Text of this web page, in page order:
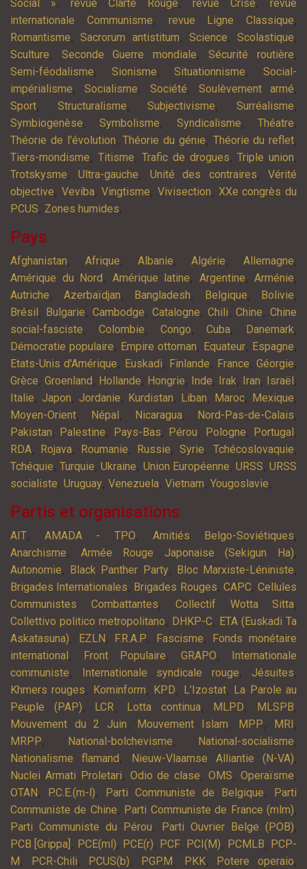
Social », revue Clarté Rouge, revue Crise, revue
internationale Communisme, revue Ligne Classique,
Romantisme,Sacrorum antistitum, Science, Scolastique,
Sculture, Seconde Guerre mondiale,Sécurité routière,
Semi-féodalisme, Sionisme,Situationnisme,Social-
impérialisme,Socialisme, Société, Soulèvement armé,
Sport, Structuralisme,Subjectivisme,Surréalisme,
Symbiogenèse,Symbolisme, Syndicalisme,Théatre,
Théorie de l'évolution,Théorie du génie, Théorie du reflet,
Tiers-mondisme, Titisme,Trafic de drogues,Triple union,
Trotskysme,Ultra-gauche, Unité des contraires,Vérité
objective, Veviba,Vingtisme,Vivisection, XXe congrès du
PCUS, Zones humides,
Pays
Afghanistan, Afrique, Albanie, Algérie, Allemagne,
Amérique du Nord , Amérique latine, Argentine, Arménie,
Autriche, Azerbaïdjan, Bangladesh, Belgique, Bolivie,
Brésil , Bulgarie, Cambodge, Catalogne, Chili, Chine, Chine
social-fasciste, Colombie, Congo,Cuba, Danemark,
Démocratie populaire, Empire ottoman, Equateur, Espagne,
Etats-Unis d'Amérique, Euskadi, Finlande, France,Géorgie,
Grèce, Groenland , Hollande, Hongrie, Inde, Irak, Iran, Israël ,
Italie, Japon, Jordanie, Kurdistan, Liban, Maroc, Mexique,
Moyen-Orient, Népal , Nicaragua, Nord-Pas-de-Calais,
Pakistan, Palestine, Pays-Bas, Pérou, Pologne, Portugal ,
RDA, Rojava, Roumanie, Russie, Syrie, Tchécoslovaquie,
Tchéquie,Turquie,Ukraine, Union Européenne, URSS,URSS
socialiste, Uruguay, Venezuela, Vietnam, Yougoslavie,
Partis et organisations
AIT, AMADA - TPO,Amitiés Belgo-Soviétiques,
Anarchisme, Armée Rouge Japonaise (Sekigun Ha),
Autonomie, Black Panther Party, Bloc Marxiste-Léniniste,
Brigades Internationales, Brigades Rouges, CAPC,Cellules
Communistes Combattantes, Collectif Wotta Sitta,
Collettivo politico metropolitano, DHKP-C, ETA (Euskadi Ta
Askatasuna), EZLN , F.R.A.P, Fascisme,
Fonds monétaire
international , Front Populaire, GRAPO,
Internationale
communiste, Internationale syndicale rouge, Jésuites,
Khmers rouges, Kominform, KPD, L’Izostat, La Parole au
Peuple (PAP), LCR, Lotta continua, MLPD, MLSPB,
Mouvement du 2 Juin, Mouvement Islam, MPP, MRI ,
MRPP, National-bolchevisme, National-socialisme,
Nationalisme flamand , Nieuw-Vlaamse Alliantie (N-VA),
Nuclei Armati Proletari, Odio de clase,OMS,Operaïsme,
OTAN , P.C.E.(m-l), Parti Communiste de Belgique,
Parti
Communiste de Chine, Parti Communiste de France (mlm),
Parti Communiste du Pérou, Parti Ouvrier Belge (POB),
PCB [Grippa] , PCE(ml), PCE(r), PCF, PCI(M), PCMLB, PCP-
M , PCR-Chili, PCUS(b), PGPM , PKK, Potere operaio,